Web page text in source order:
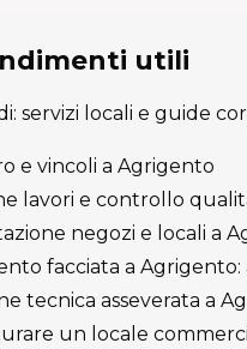
utili
servizi locali e guide
e vincoli a Agrigento
lavori e controllo
negozi e locali a
facciata a
tecnica asseverata a
un locale